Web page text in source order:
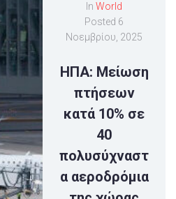
InWorld
Posted 6
Νοεμβρίου, 2025
ΗΠΑ: Μείωση
πτήσεων
κατά 10% σε
40
πολυσύχναστ
α αεροδρόμια